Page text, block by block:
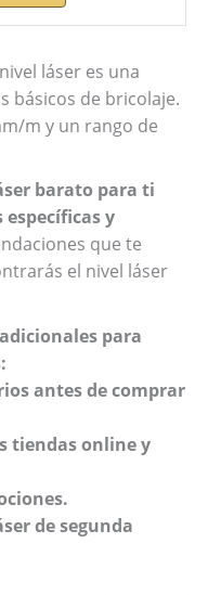
láser es una
básicos de bricolaje.
m y un rango de
barato para ti
específicas y
que te
el nivel láser
para
antes de comprar
tiendas online y
de segunda